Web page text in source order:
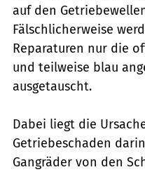
auf den
Fälschlicherweise
Reparaturen nur die
und teilweise blau
ausgetauscht.
Dabei liegt die
Getriebeschaden
Gangräder von den